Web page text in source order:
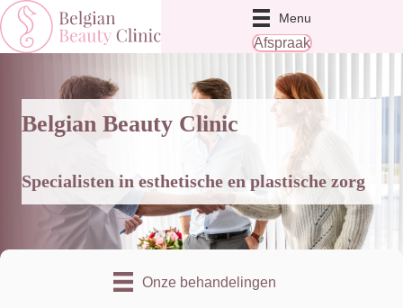
Menu
Afspraak
Belgian Beauty Clinic
Specialisten in esthetische en plastische zorg
Onze behandelingen